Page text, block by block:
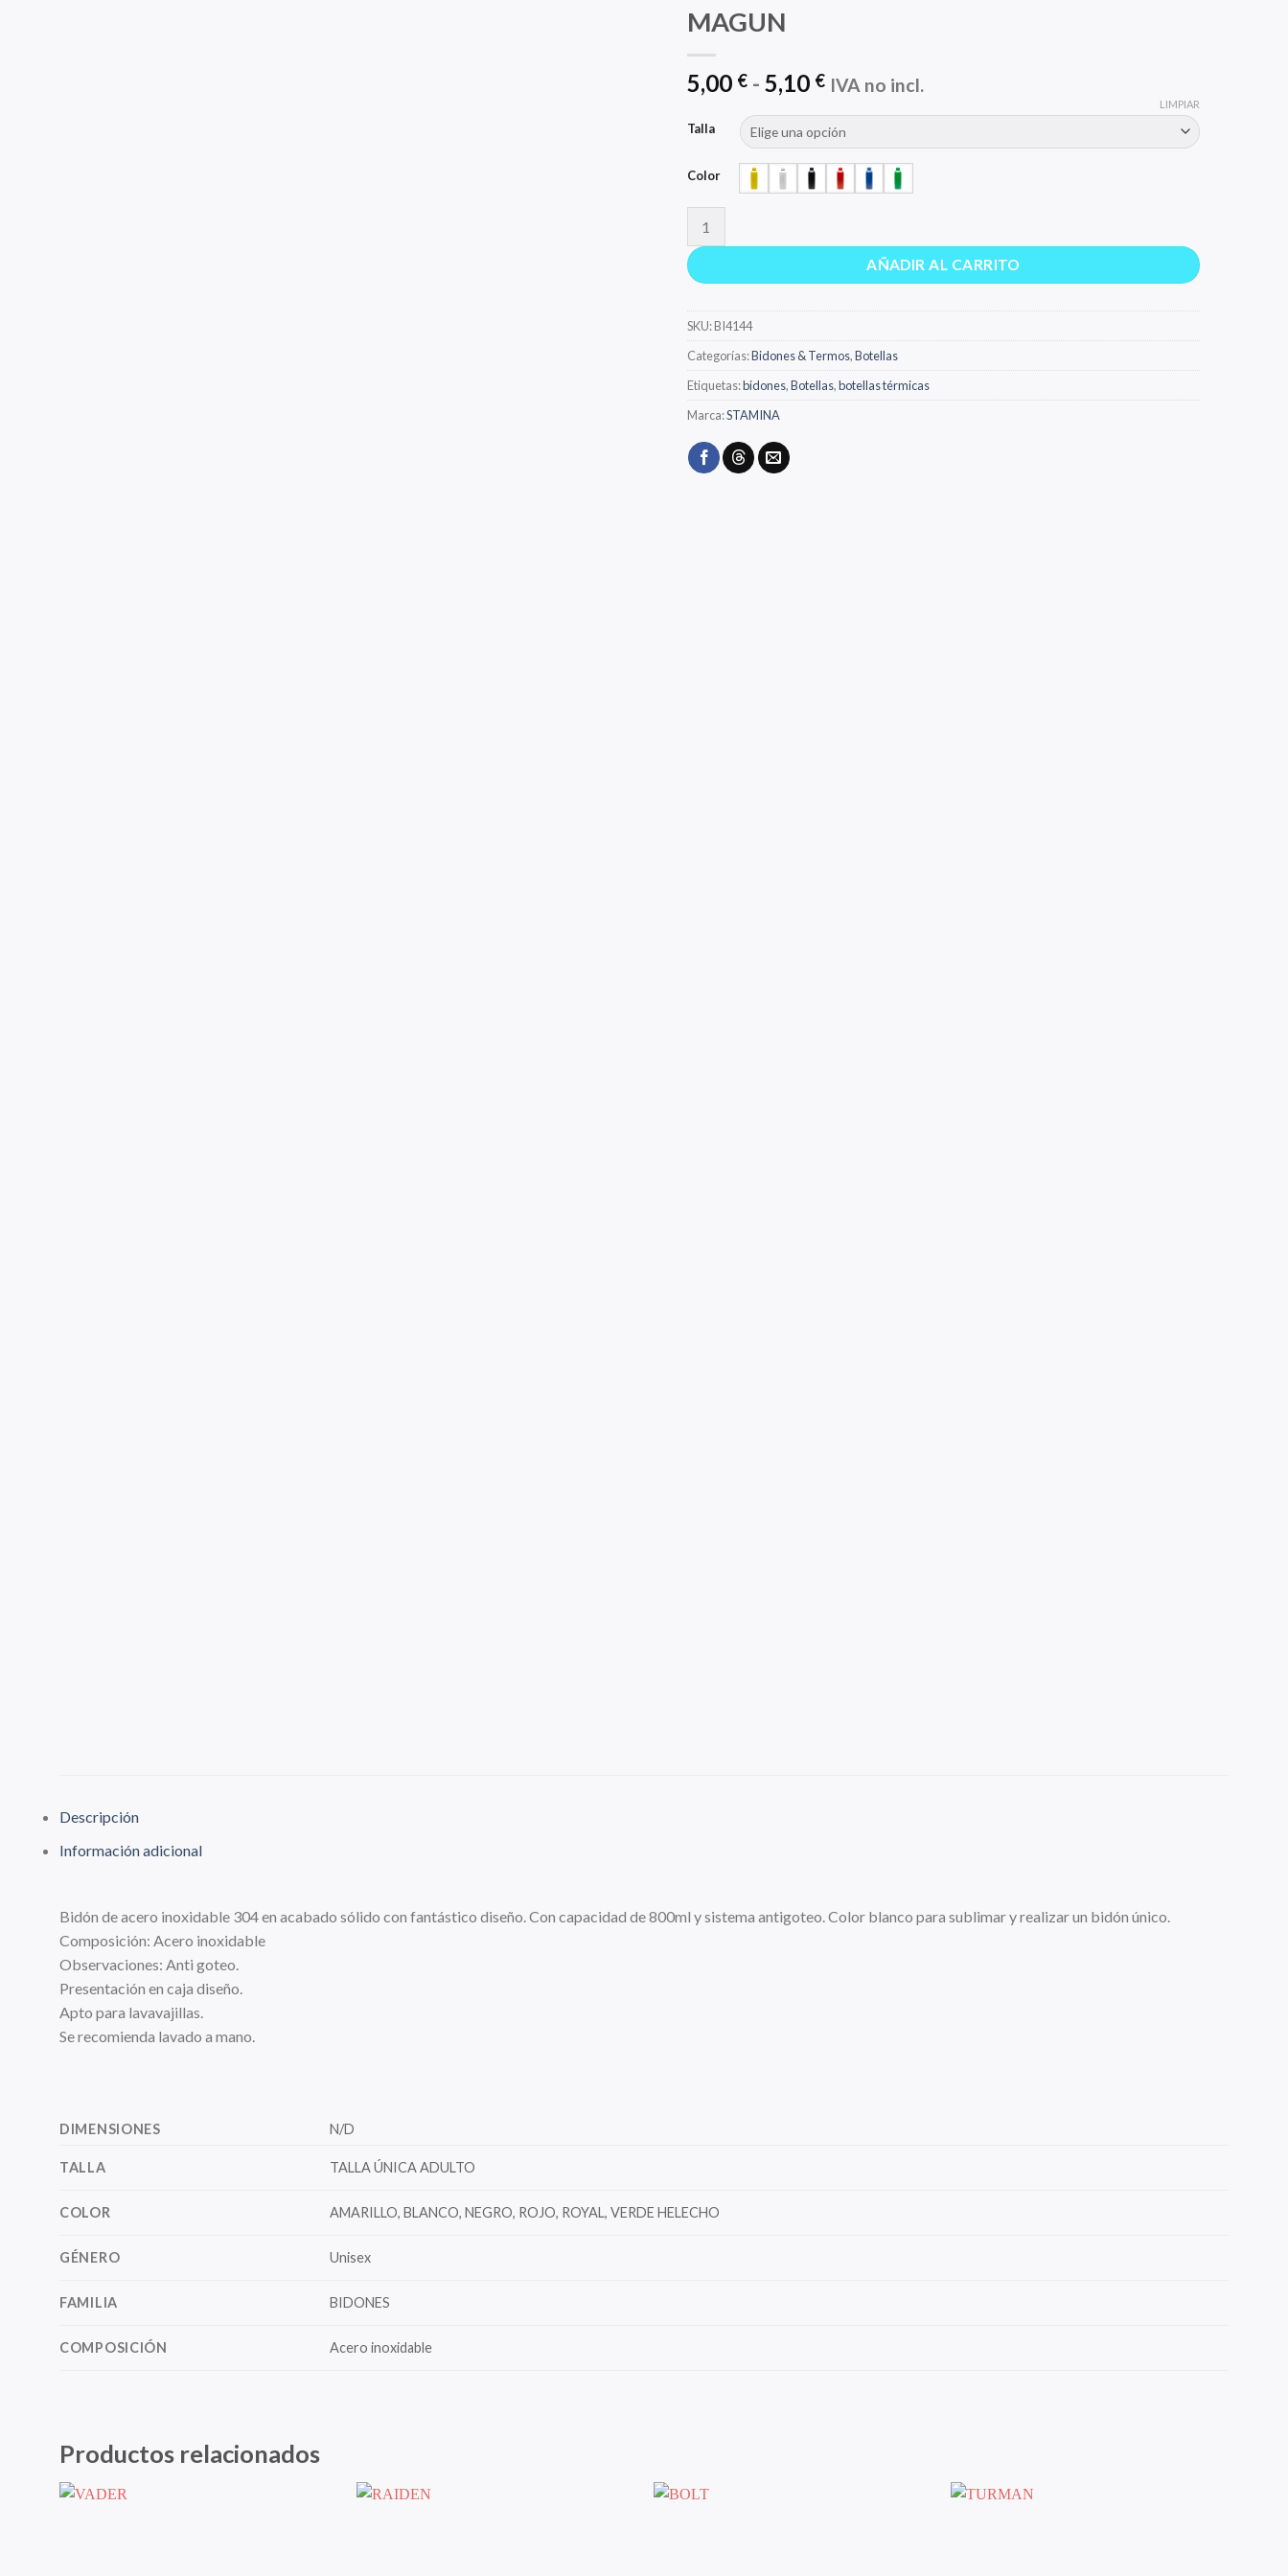
MAGUN
5,00 € - 5,10 €Rango
precios:
desde
5,00 €
hasta
IVA no incl.
Talla
Color
LIMPIAR
AÑADIR AL CARRITO
SKU:BI4144
Categorías:Bidones & Termos,Botellas
Etiquetas:bidones,Botellas,botellas térmicas
Marca:STAMINA
Descripción
Información adicional
Bidón de acero inoxidable 304 en acabado sólido con fantástico diseño. Con capacidad de 800ml y sistema antigoteo. Color blanco para sublimar y realizar un bidón único.
Composición: Acero inoxidable
Observaciones: Anti goteo.
Presentación en caja diseño.
Apto para lavavajillas.
Se recomienda lavado a mano.
DIMENSIONES N/D
TALLA TALLA ÚNICA ADULTO
COLOR AMARILLO, BLANCO, NEGRO, ROJO, ROYAL, VERDE HELECHO
GÉNERO Unisex
FAMILIA BIDONES
COMPOSICIÓN Acero inoxidable
Productos relacionados